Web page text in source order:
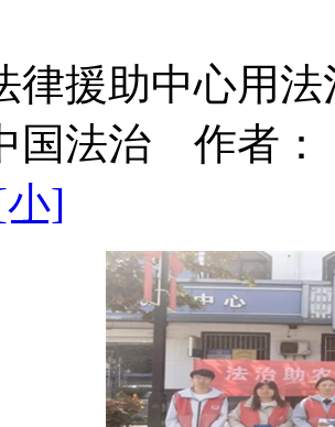
律援助中心用
国法治 作者：
]